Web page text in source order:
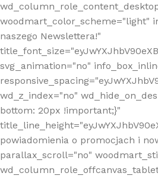
woodmart_color_scheme="light"
naszego Newslettera!"
svg_animation="no"
wd_z_index="no"
bottom: 20px !important;}"
powiadomienia o promocjach i
parallax_scroll="no"